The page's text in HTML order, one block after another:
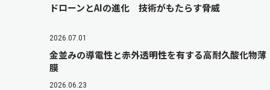
ドローンとAIの進化 技術がもたらす脅威
2026.07.01
金並みの導電性と赤外透明性を有する高耐久酸化物薄
膜
2026.06.23